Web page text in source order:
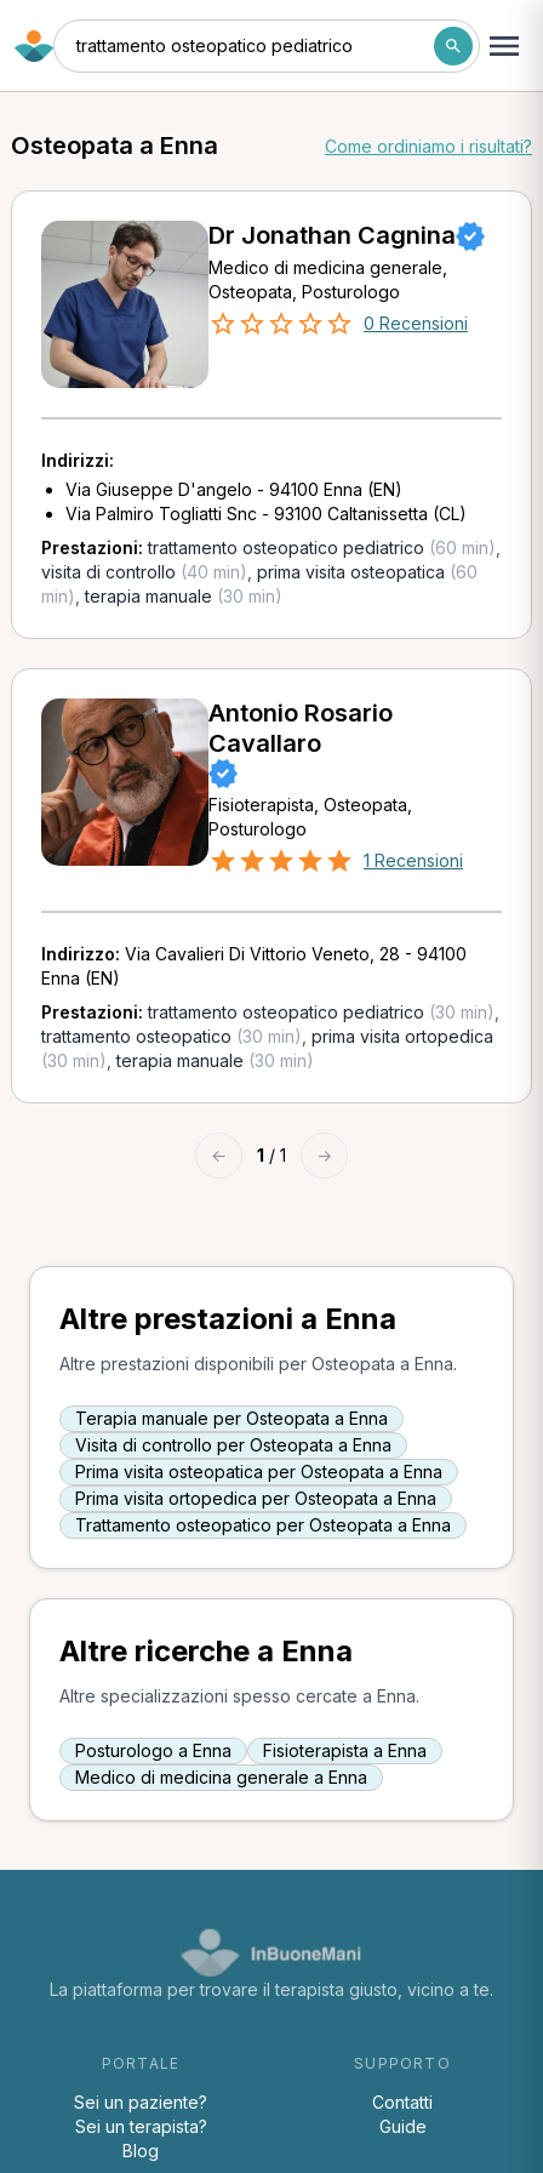
trattamento osteopatico pediatrico
Osteopata a Enna Come ordiniamo i risultati?
Dr Jonathan Cagnina
Medico di medicina generale,
Osteopata, Posturologo
0 Recensioni
Indirizzi:
Via Giuseppe D'angelo - 94100 Enna (EN)
Via Palmiro Togliatti Snc - 93100 Caltanissetta (CL)
Prestazioni:trattamento osteopatico pediatrico (60 min)
visita di controllo (40 min) prima visita osteopatica (60
min) ,terapia manuale (30 min)
Antonio Rosario
Cavallaro
Fisioterapista, Osteopata,
Posturologo
1 Recensioni
Indirizzo: Via Cavalieri Di Vittorio Veneto, 28 - 94100
Enna (EN)
Prestazioni:trattamento osteopatico pediatrico (30 min)
trattamento osteopatico (30 min) prima visita ortopedica
(30 min) ,terapia manuale (30 min)
← 1 / 1 →
Altre prestazioni a Enna
Altre prestazioni disponibili per Osteopata a Enna.
Terapia manuale per Osteopata a Enna
Visita di controllo per Osteopata a Enna
Prima visita osteopatica per Osteopata a Enna
Prima visita ortopedica per Osteopata a Enna
Trattamento osteopatico per Osteopata a Enna
Altre ricerche a Enna
Altre specializzazioni spesso cercate a Enna.
Posturologo a Enna
Fisioterapista a Enna
Medico di medicina generale a Enna
La piattaforma per trovare il terapista giusto, vicino a te.
PORTALE
Sei un paziente?
Sei un terapista?
Blog
SUPPORTO
Contatti
Guide